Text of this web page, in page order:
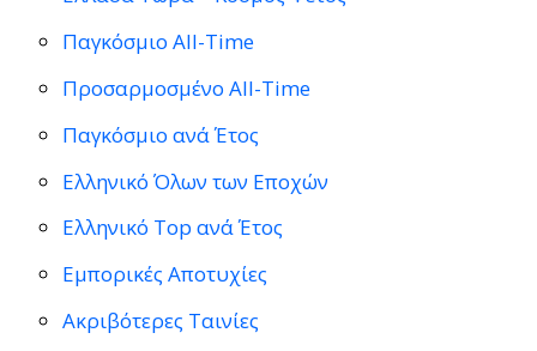
Παγκόσμιο All-Time
Προσαρμοσμένο All-Time
Παγκόσμιο ανά Έτος
Ελληνικό Όλων των Εποχών
Ελληνικό Top ανά Έτος
Εμπορικές Αποτυχίες
Ακριβότερες Ταινίες